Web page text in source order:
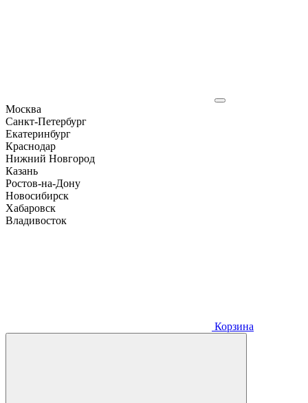
Москва
Санкт-Петербург
Екатеринбург
Краснодар
Нижний Новгород
Казань
Ростов-на-Дону
Новосибирск
Хабаровск
Владивосток
Корзина